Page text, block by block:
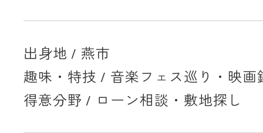
出身地 / 燕市
趣味・特技 / 音楽フェス巡り・映画
得意分野 / ローン相談・敷地探し